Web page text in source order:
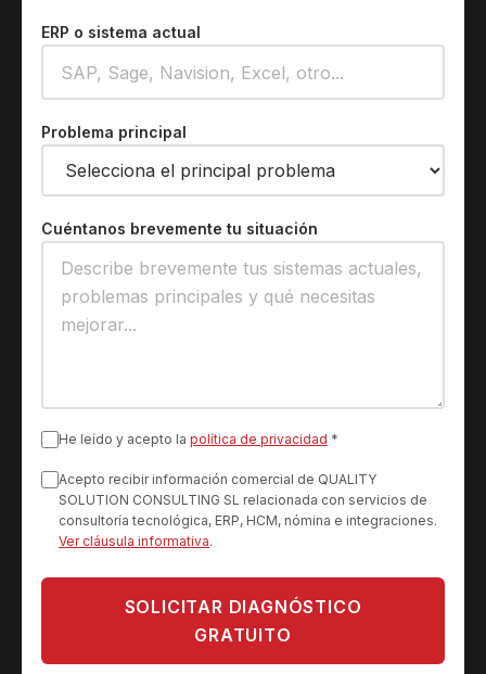
ERP o sistema actual
Problema principal
Cuéntanos brevemente tu situación
He leído y acepto la política de privacidad *
Acepto recibir información comercial de QUALITY
SOLUTION CONSULTING SL relacionada con servicios de
consultoría tecnológica, ERP, HCM, nómina e integraciones.
Ver cláusula informativa.
SOLICITAR DIAGNÓSTICO
GRATUITO